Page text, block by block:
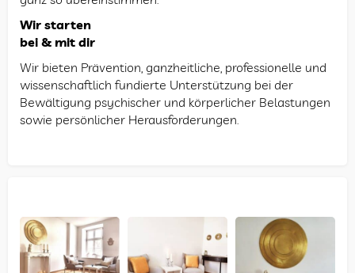
Wir starten
bei & mit dir
Wir bieten Prävention, ganzheitliche, professionelle und
wissenschaftlich fundierte Unterstützung bei der
Bewältigung psychischer und körperlicher Belastungen
sowie persönlicher Herausforderungen.